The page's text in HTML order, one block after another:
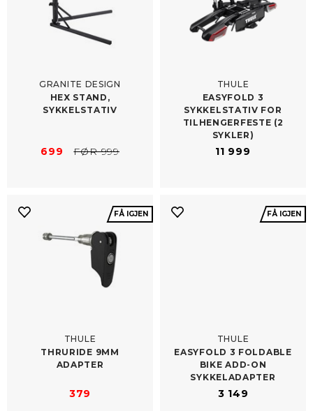
GRANITE DESIGN
HEX STAND,
SYKKELSTATIV
699 FØR 999
THULE
EASYFOLD 3
SYKKELSTATIV FOR
TILHENGERFESTE (2
SYKLER)
11 999
FÅ IGJEN
THULE
THRURIDE 9MM
ADAPTER
379
FÅ IGJEN
THULE
EASYFOLD 3 FOLDABLE
BIKE ADD-​ON
SYKKELADAPTER
3 149